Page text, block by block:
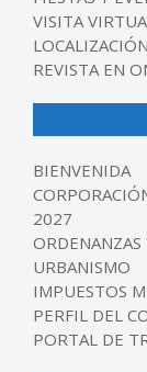
VISITA
REVISTA EN
BIENVENIDA
2027
URBANISMO
IMPUESTOS
PERFIL DEL
PORTAL DE